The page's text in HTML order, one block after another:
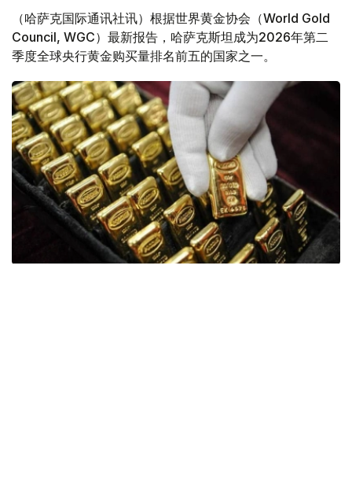
（哈萨克国际通讯社讯）根据世界黄金协会（World Gold
Council, WGC）最新报告，哈萨克斯坦成为2026年第二
季度全球央行黄金购买量排名前五的国家之一。